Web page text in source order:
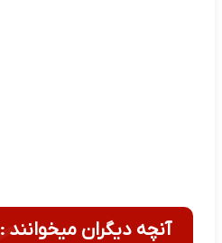
آنچه دیگران میخوانند :